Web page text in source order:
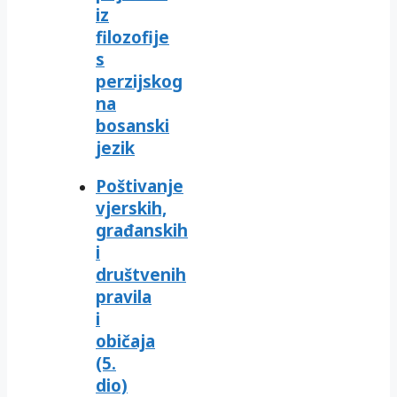
iz
filozofije
s
perzijskog
na
bosanski
jezik
Poštivanje
vjerskih,
građanskih
i
društvenih
pravila
i
običaja
(5.
dio)